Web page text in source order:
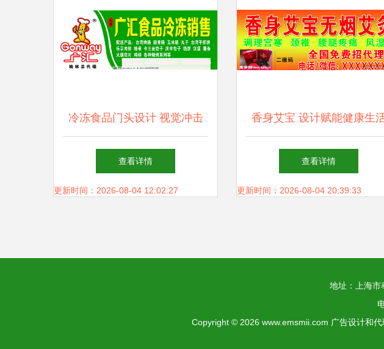
冷冻食品门头设计 视觉冲击
与品牌力量的结合
查看详情
更新时间：2026-08-04 12:02:27
香身艾宝 设计赋能健康生
的永恒香气
查看详情
更新时间：2026-08-04 20:39:33
地址：上海市
Copyright © 2026 www.emsmii.com 广告设计和代